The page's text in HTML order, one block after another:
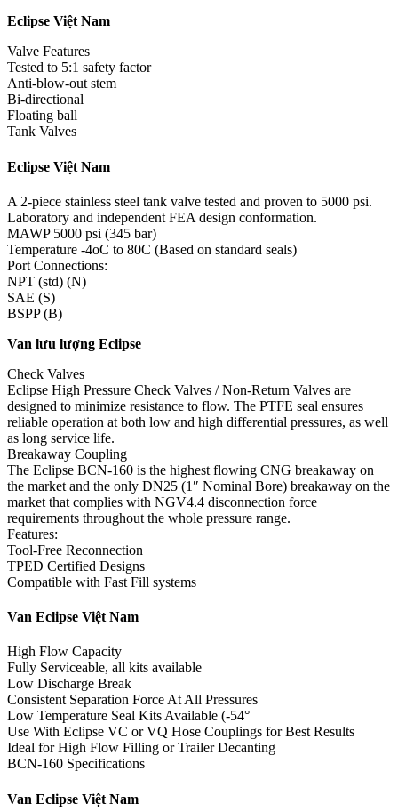
Eclipse Việt Nam
Valve Features
Tested to 5:1 safety factor
Anti-blow-out stem
Bi-directional
Floating ball
Tank Valves
Eclipse Việt Nam
A 2-piece stainless steel tank valve tested and proven to 5000 psi.
Laboratory and independent FEA design conformation.
MAWP 5000 psi (345 bar)
Temperature -4oC to 80C (Based on standard seals)
Port Connections:
NPT (std) (N)
SAE (S)
BSPP (B)
Van lưu lượng Eclipse
Check Valves
Eclipse High Pressure Check Valves / Non-Return Valves are
designed to minimize resistance to flow. The PTFE seal ensures
reliable operation at both low and high differential pressures, as well
as long service life.
Breakaway Coupling
The Eclipse BCN-160 is the highest flowing CNG breakaway on
the market and the only DN25 (1″ Nominal Bore) breakaway on the
market that complies with NGV4.4 disconnection force
requirements throughout the whole pressure range.
Features:
Tool-Free Reconnection
TPED Certified Designs
Compatible with Fast Fill systems
Van Eclipse Việt Nam
High Flow Capacity
Fully Serviceable, all kits available
Low Discharge Break
Consistent Separation Force At All Pressures
Low Temperature Seal Kits Available (-54°
Use With Eclipse VC or VQ Hose Couplings for Best Results
Ideal for High Flow Filling or Trailer Decanting
BCN-160 Specifications
Van Eclipse Việt Nam